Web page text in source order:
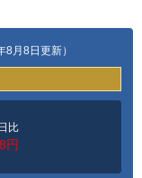
8月8日更新）
比
円